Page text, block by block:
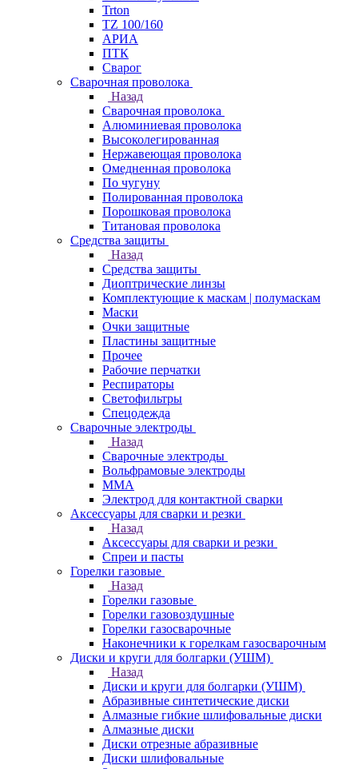
Trton
TZ 100/160
АРИА
ПТК
Сварог
Сварочная проволока
Назад
Сварочная проволока
Алюминиевая проволока
Высоколегированная
Нержавеющая проволока
Омедненная проволока
По чугуну
Полированная проволока
Порошковая проволока
Титановая проволока
Средства защиты
Назад
Средства защиты
Диоптрические линзы
Комплектующие к маскам | полумаскам
Маски
Очки защитные
Пластины защитные
Прочее
Рабочие перчатки
Респираторы
Светофильтры
Спецодежда
Сварочные электроды
Назад
Сварочные электроды
Вольфрамовые электроды
ММА
Электрод для контактной сварки
Аксессуары для сварки и резки
Назад
Аксессуары для сварки и резки
Спреи и пасты
Горелки газовые
Назад
Горелки газовые
Горелки газовоздушные
Горелки газосварочные
Наконечники к горелкам газосварочным
Диски и круги для болгарки (УШМ)
Назад
Диски и круги для болгарки (УШМ)
Абразивные синтетические диски
Алмазные гибкие шлифовальные диски
Алмазные диски
Диски отрезные абразивные
Диски шлифовальные